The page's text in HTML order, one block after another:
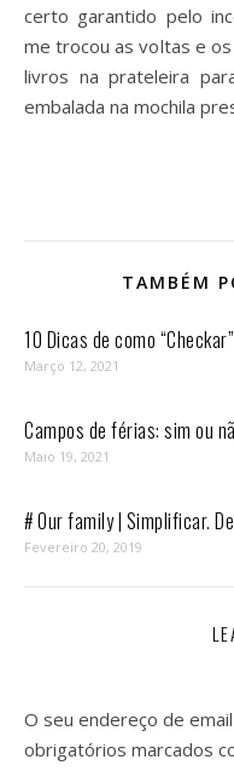
certo garantido pelo
me trocou as voltas e
livros na prateleira
embalada na mochila
TAMBÉM
10 Dicas de como
Março 12, 2021
Campos de férias: sim ou
Maio 19, 2021
# Our family | Simplificar.
Fevereiro 20, 2019
O seu endereço de
obrigatórios marcados